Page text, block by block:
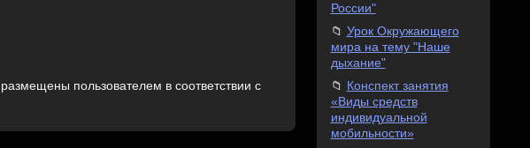
пользователем в соответствии с
России"
Урок Окружающего
мира на тему "Наше
дыхание"
Конспект занятия
«Виды средств
индивидуальной
мобильности»